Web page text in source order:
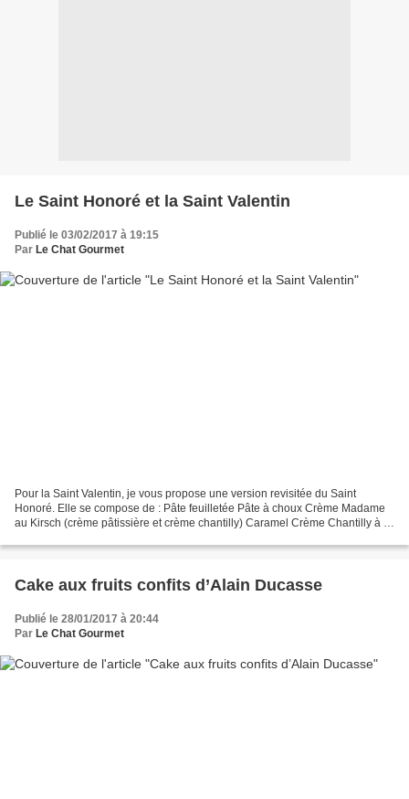
Le Saint Honoré et la Saint Valentin
Publié le 03/02/2017 à 19:15
Par Le Chat Gourmet
Pour la Saint Valentin, je vous propose une version revisitée du Saint
Honoré. Elle se compose de : Pâte feuilletée Pâte à choux Crème Madame
au Kirsch (crème pâtissière et crème chantilly) Caramel Crème Chantilly à la
Cake aux fruits confits d’Alain Ducasse
Publié le 28/01/2017 à 20:44
Par Le Chat Gourmet